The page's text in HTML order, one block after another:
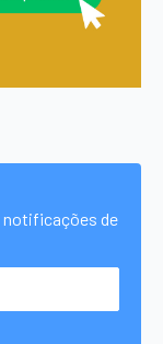
notificações de